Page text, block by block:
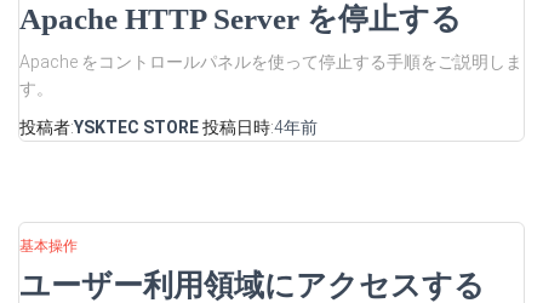
Apache HTTP Server を停止する
Apache をコントロールパネルを使って停止する手順をご説明しま
す。
投稿者:YSKTEC STORE投稿日時:4年前
基本操作
ユーザー利用領域にアクセスする